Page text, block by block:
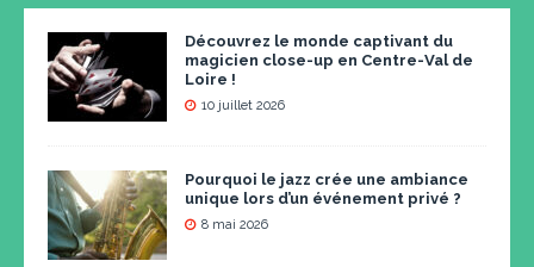
Découvrez le monde captivant du
magicien close-up en Centre-Val de
Loire !
10 juillet 2026
Pourquoi le jazz crée une ambiance
unique lors d’un événement privé ?
8 mai 2026